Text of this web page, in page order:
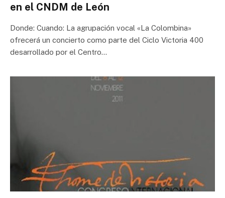
en el CNDM de León
Donde: Cuando: La agrupación vocal «La Colombina»
ofrecerá un concierto como parte del Ciclo Victoria 400
desarrollado por el Centro…